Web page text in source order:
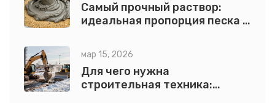
Самый прочный раствор:
идеальная пропорция песка и
мар 15, 2026
Для чего нужна
строительная техника: